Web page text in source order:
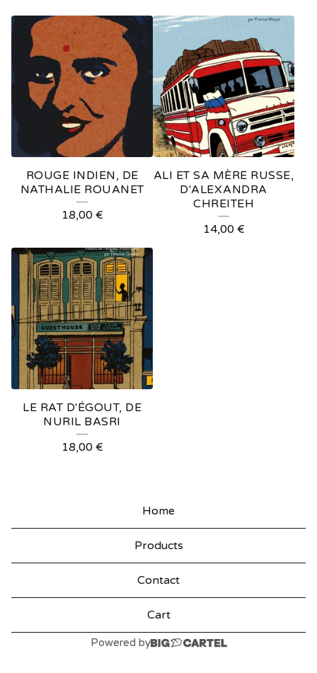
ROUGE INDIEN, DE
NATHALIE ROUANET
18,00 €
ALI ET SA MÈRE RUSSE,
D'ALEXANDRA
CHREITEH
14,00 €
LE RAT D'ÉGOUT, DE
NURIL BASRI
18,00 €
Home
Products
Contact
Cart
Powered by